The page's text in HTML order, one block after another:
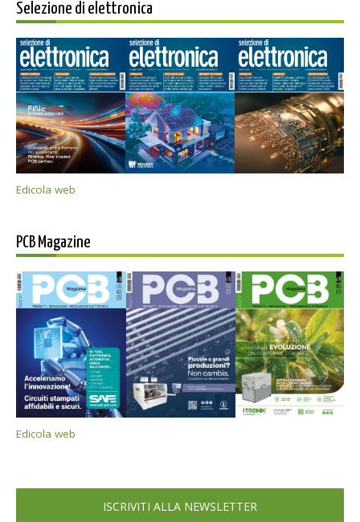
Selezione di elettronica
Edicola web
PCB Magazine
Edicola web
ISCRIVITI ALLA NEWSLETTER